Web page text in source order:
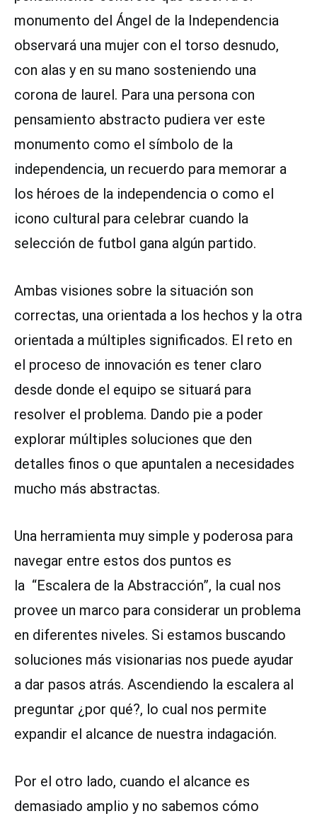
monumento del Ángel de la Independencia
observará una mujer con el torso desnudo,
con alas y en su mano sosteniendo una
corona de laurel. Para una persona con
pensamiento abstracto pudiera ver este
monumento como el símbolo de la
independencia, un recuerdo para memorar a
los héroes de la independencia o como el
icono cultural para celebrar cuando la
selección de futbol gana algún partido.
Ambas visiones sobre la situación son
correctas, una orientada a los hechos y la otra
orientada a múltiples significados. El reto en
el proceso de innovación es tener claro
desde donde el equipo se situará para
resolver el problema. Dando pie a poder
explorar múltiples soluciones que den
detalles finos o que apuntalen a necesidades
mucho más abstractas.
Una herramienta muy simple y poderosa para
navegar entre estos dos puntos es
la “Escalera de la Abstracción”, la cual nos
provee un marco para considerar un problema
en diferentes niveles. Si estamos buscando
soluciones más visionarias nos puede ayudar
a dar pasos atrás. Ascendiendo la escalera al
preguntar ¿por qué?, lo cual nos permite
expandir el alcance de nuestra indagación.
Por el otro lado, cuando el alcance es
demasiado amplio y no sabemos cómo